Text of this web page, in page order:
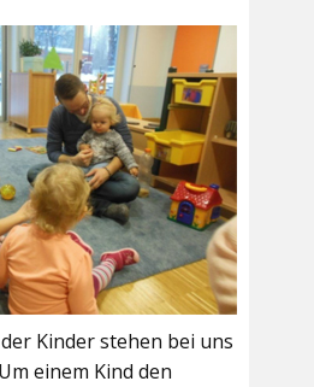
Kinder stehen bei uns
einem Kind den